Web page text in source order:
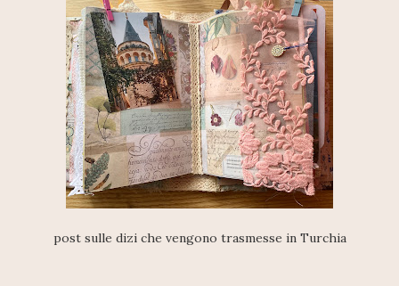
post sulle dizi che vengono trasmesse in Turchia